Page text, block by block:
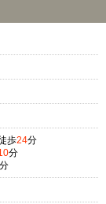
歩24分
分
分